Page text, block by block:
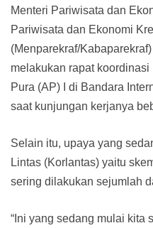
Menteri Pariwisata dan
Pariwisata dan Ekonomi
(Menparekraf/
melakukan rapat koordinasi
Pura (AP) I di Bandara
saat kunjungan kerjanya
Selain itu, upaya yang
Lintas (Korlantas) yaitu
sering dilakukan sejumlah
“Ini yang sedang mulai kita